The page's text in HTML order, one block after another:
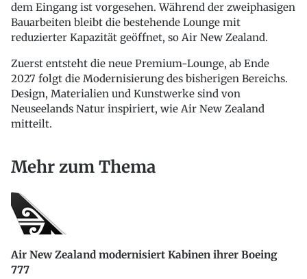
dem Eingang ist vorgesehen. Während der zweiphasigen
Bauarbeiten bleibt die bestehende Lounge mit
reduzierter Kapazität geöffnet, so Air New Zealand.
Zuerst entsteht die neue Premium-Lounge, ab Ende
2027 folgt die Modernisierung des bisherigen Bereichs.
Design, Materialien und Kunstwerke sind von
Neuseelands Natur inspiriert, wie Air New Zealand
mitteilt.
Mehr zum Thema
Air New Zealand modernisiert Kabinen ihrer Boeing
777